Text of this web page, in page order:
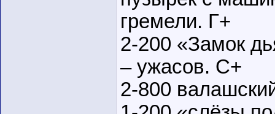
гремели. Г+
2-200 «Замок
– ужасов. С+
2-800